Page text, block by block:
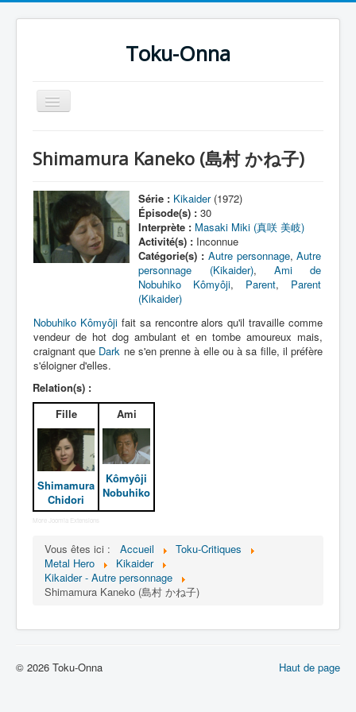
Toku-Onna
Basculer
la
Toku-Actrices
Toku-Critiques
Séries
Films
Artiste Asperger
Lexique
Jinzô ningen Kikaider (人造 人間
キカイダー) = Androïde Kikaider
Série
Personnages
Mechas
Lieux
Épisodes
Fanservice
Shimamura Kaneko (島村 かね子)
Série : Kikaider(1972)
Épisode(s) : 30
Interprète : Masaki Miki (真咲 美岐)
Activité(s) : Inconnue
Catégorie(s) : Autre personnage,Autre
personnage (Kikaider), Ami de
Nobuhiko Kômyôji, Parent, Parent
(Kikaider)
Nobuhiko Kômyôjifait sa rencontre alors qu'il travaille comme
vendeur de hot dog ambulant et en tombe amoureux mais,
craignant que Dark ne s'en prenne à elle ou à sa fille, il préfère
s'éloigner d'elles.
Relation(s) :
Fille
Shimamura
Chidori
Ami
Kômyôji
Nobuhiko
More Joomla Extensions
Vous êtes ici : Accueil
Toku-Critiques
Metal Hero
Kikaider
Kikaider - Autre personnage
Shimamura Kaneko (島村 かね子)
Haut de page
© 2026 Toku-Onna